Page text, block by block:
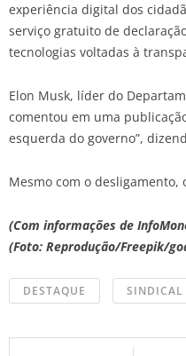
experiência digital dos
serviço gratuito de
tecnologias voltadas à
Elon Musk, líder do
comentou em uma
esquerda do governo”,
Mesmo com o
(Com informações de
(Foto: Reprodução/Freepik/
DESTAQUE SINDICAL